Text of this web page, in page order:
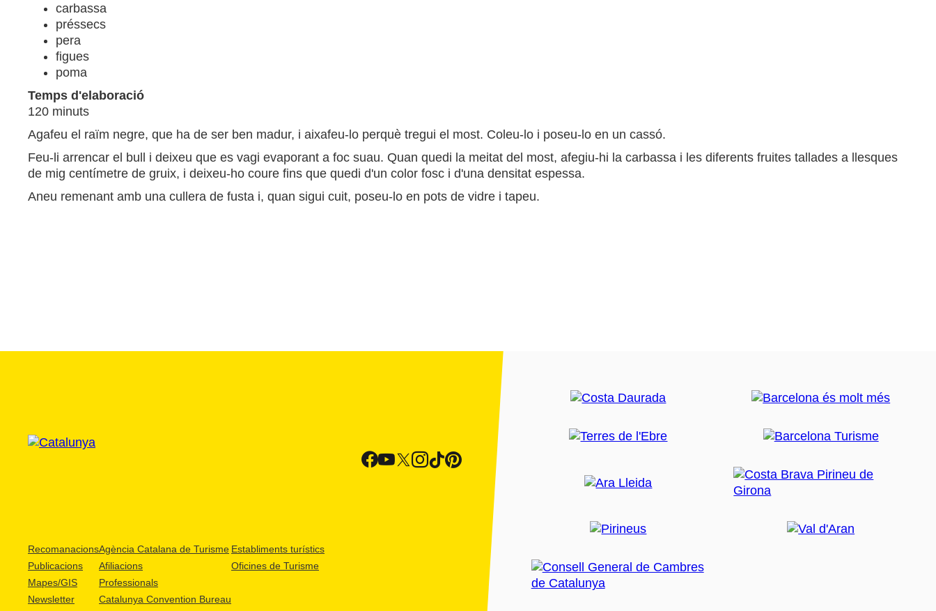
carbassa
préssecs
pera
figues
poma
Temps d'elaboració
120 minuts
Agafeu el raïm negre, que ha de ser ben madur, i aixafeu-lo perquè tregui el most. Coleu-lo i poseu-lo en un cassó.
Feu-li arrencar el bull i deixeu que es vagi evaporant a foc suau. Quan quedi la meitat del most, afegiu-hi la carbassa i les diferents fruites tallades a llesques
de mig centímetre de gruix, i deixeu-ho coure fins que quedi d'un color fosc i d'una densitat espessa.
Aneu remenant amb una cullera de fusta i, quan sigui cuit, poseu-lo en pots de vidre i tapeu.
Recomanacions
Publicacions
Mapes/GIS
Newsletter
Agència Catalana de Turisme
Afiliacions
Professionals
Catalunya Convention Bureau
Establiments turístics
Oficines de Turisme